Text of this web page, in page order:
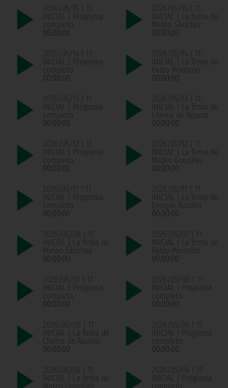
2026/05/15 | 11
INICIAL | Programa
completo
00:00:00
2026/05/15 | 11
INICIAL | La firma de
Mateo Sánchez
00:00:00
2026/05/14 | 11
INICIAL | Programa
completo
00:00:00
2026/05/14 | 11
INICIAL | La firma de
Pablo Montaño
00:00:00
2026/05/13 | 11
INICIAL | Programa
completo
00:00:00
2026/05/13 | 11
INICIAL | La firma de
Chema de Aquino
00:00:00
2026/05/12 | 11
INICIAL | Programa
completo
00:00:00
2026/05/12 | 11
INICIAL | La firma de
Mateo González
00:00:00
2026/05/11 | 11
INICIAL | Programa
completo
00:00:00
2026/05/11 | 11
INICIAL | La firma de
Enrique Roldán
00:00:00
2026/05/08 | 11
INICIAL | La firma de
Mateo Sánchez
00:00:00
2026/05/07 | 11
INICIAL | La firma de
Pablo Montaño
00:00:00
2026/05/07 | 11
INICIAL | Programa
completo
00:00:00
2026/05/06 | 11
INICIAL | Programa
completo
00:00:00
2026/05/06 | 11
INICIAL | La firma de
Chema de Aquino
00:00:00
2026/05/05 | 11
INICIAL | Programa
completo
00:00:00
2026/05/05 | 11
INICIAL | La firma de
2026/05/04 | 11
INICIAL | Programa